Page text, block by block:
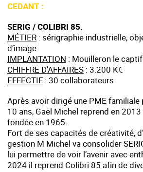
CEDANT :
SERIG / COLIBRI 85.
MÉTIER : sérigraphie industrielle,
d’image
IMPLANTATION : Mouilleron le
CHIFFRE D’AFFAIRES : 3.200 K€
EFFECTIF : 30 collaborateurs
Après avoir dirigé une PME familiale
10 ans, Gaël Michel reprend en 2013
fondée en 1965.
Fort de ses capacités de créativité,
gestion M Michel va consolider
lui permettre de voir l’avenir avec
2024 il reprend Colibri 85 afin de